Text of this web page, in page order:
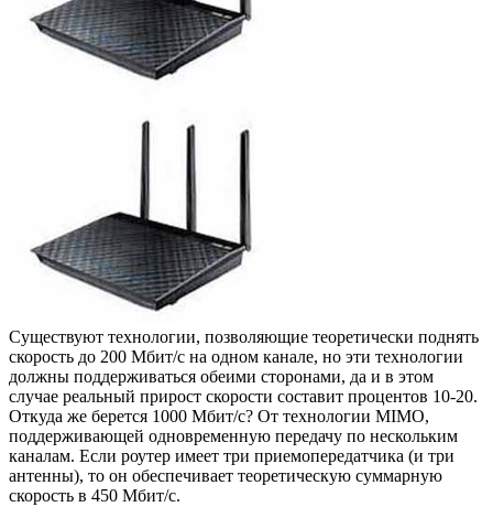
Существуют технологии, позволяющие теоретически поднять
скорость до 200 Мбит/с на одном канале, но эти технологии
должны поддерживаться обеими сторонами, да и в этом
случае реальный прирост скорости составит процентов 10-20.
Откуда же берется 1000 Мбит/с? От технологии MIMO,
поддерживающей одновременную передачу по нескольким
каналам. Если роутер имеет три приемопередатчика (и три
антенны), то он обеспечивает теоретическую суммарную
скорость в 450 Мбит/с.